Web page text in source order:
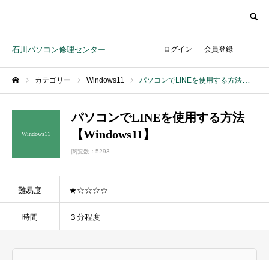
石川パソコン修理センター ログイン 会員登録
カテゴリー Windows11 パソコンでLINEを使用する方法【Windows11】
Windows11
パソコンでLINEを使用する方法
【Windows11】
閲覧数：5293
難易度 ★☆☆☆☆
時間 ３分程度